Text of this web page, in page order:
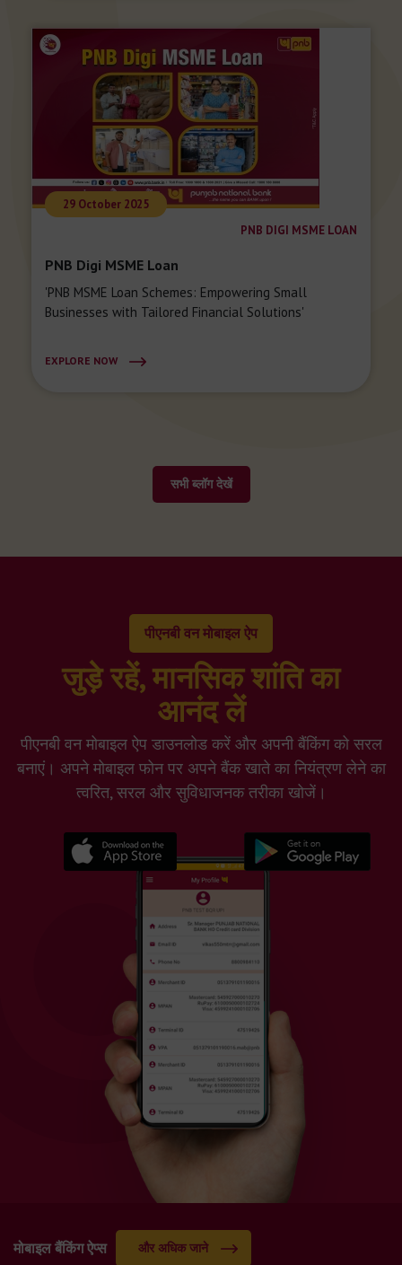
29 October 2025
PNB DIGI MSME LOAN
PNB Digi MSME Loan
'PNB MSME Loan Schemes: Empowering Small
Businesses with Tailored Financial Solutions'
EXPLORE NOW
सभी ब्लॉग देखें
पीएनबी वन मोबाइल ऐप
जुड़े रहें, मानसिक शांति का
आनंद लें
पीएनबी वन मोबाइल ऐप डाउनलोड करें और अपनी बैंकिंग को सरल
बनाएं। अपने मोबाइल फोन पर अपने बैंक खाते का नियंत्रण लेने का
त्वरित, सरल और सुविधाजनक तरीका खोजें।
मोबाइल बैंकिंग ऐप्स और अधिक जाने